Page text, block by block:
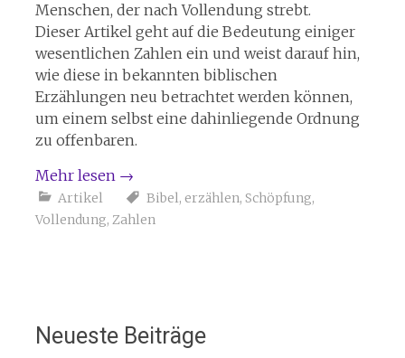
Menschen, der nach Vollendung strebt.
Dieser Artikel geht auf die Bedeutung einiger
wesentlichen Zahlen ein und weist darauf hin,
wie diese in bekannten biblischen
Erzählungen neu betrachtet werden können,
um einem selbst eine dahinliegende Ordnung
zu offenbaren.
Mehr lesen →
Artikel Bibel, erzählen, Schöpfung,
Vollendung, Zahlen
Neueste Beiträge